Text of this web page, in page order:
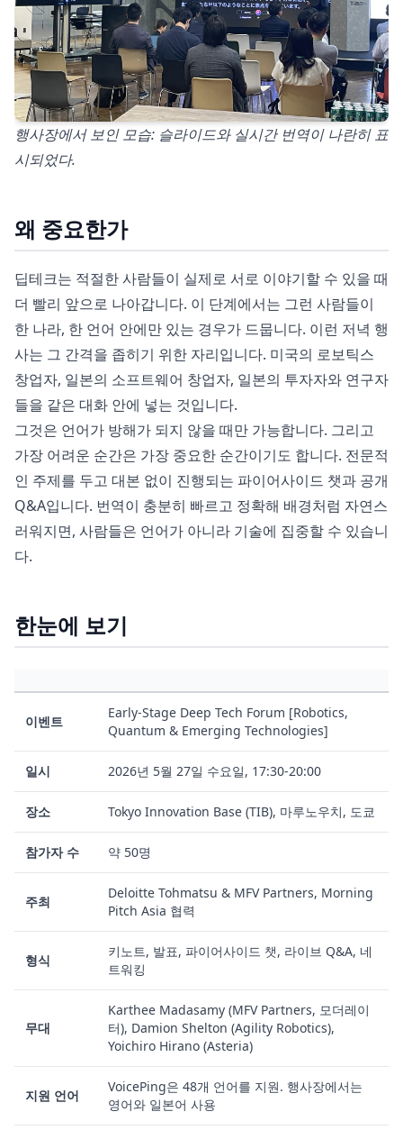
행사장에서 보인 모습: 슬라이드와 실시간 번역이 나란히 표
시되었다.
왜 중요한가
딥테크는 적절한 사람들이 실제로 서로 이야기할 수 있을 때
더 빨리 앞으로 나아갑니다. 이 단계에서는 그런 사람들이
한 나라, 한 언어 안에만 있는 경우가 드뭅니다. 이런 저녁 행
사는 그 간격을 좁히기 위한 자리입니다. 미국의 로보틱스
창업자, 일본의 소프트웨어 창업자, 일본의 투자자와 연구자
들을 같은 대화 안에 넣는 것입니다.
그것은 언어가 방해가 되지 않을 때만 가능합니다. 그리고
가장 어려운 순간은 가장 중요한 순간이기도 합니다. 전문적
인 주제를 두고 대본 없이 진행되는 파이어사이드 챗과 공개
Q&A입니다. 번역이 충분히 빠르고 정확해 배경처럼 자연스
러워지면, 사람들은 언어가 아니라 기술에 집중할 수 있습니
다.
한눈에 보기
이벤트
Early-Stage Deep Tech Forum [Robotics,
Quantum & Emerging Technologies]
일시 2026년 5월 27일 수요일, 17:30-20:00
장소 Tokyo Innovation Base (TIB), 마루노우치, 도쿄
참가자 수 약 50명
주최
Deloitte Tohmatsu & MFV Partners, Morning
Pitch Asia 협력
형식
키노트, 발표, 파이어사이드 챗, 라이브 Q&A, 네
트워킹
무대
Karthee Madasamy (MFV Partners, 모더레이
터), Damion Shelton (Agility Robotics),
Yoichiro Hirano (Asteria)
지원 언어
VoicePing은 48개 언어를 지원. 행사장에서는
영어와 일본어 사용